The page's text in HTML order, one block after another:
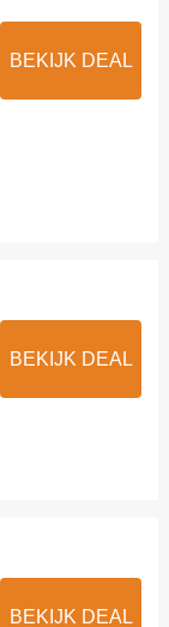
BEKIJK DEAL
BEKIJK DEAL
BEKIJK DEAL